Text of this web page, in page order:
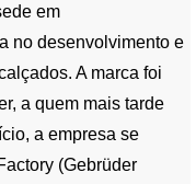
em
no desenvolvimento e
A marca foi
a quem mais tarde
a empresa se
(Gebrüder